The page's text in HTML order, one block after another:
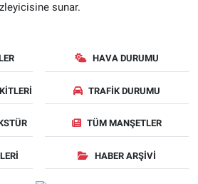
sunar.
HAVA DURUMU
TRAFIK DURUMU
TÜM MANŞETLER
HABER ARŞIVI